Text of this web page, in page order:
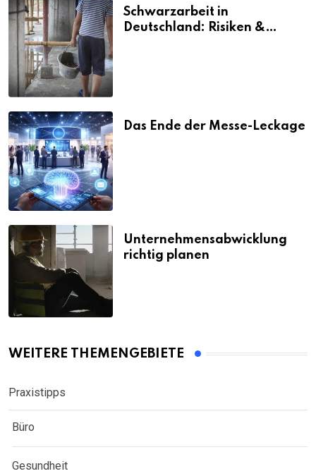
Schwarzarbeit in
Deutschland: Risiken &
Das Ende der Messe-Leckage
Unternehmensabwicklung
richtig planen
WEITERE THEMENGEBIETE
Praxistipps
Büro
Gesundheit